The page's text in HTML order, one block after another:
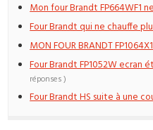
Mon four Brandt FP664WF1
Four Brandt qui ne chauffe
MON FOUR BRANDT FP1064X1
Four Brandt FP1052W
réponses )
Four Brandt HS suite à une